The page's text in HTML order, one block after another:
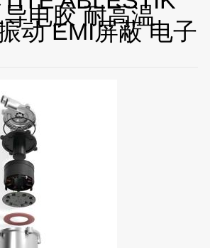
电胶 耐高温
动 EMI屏蔽 电子